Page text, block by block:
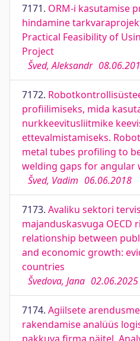
7171. ORM-i kasutamise
hindamine
Practical Feasibility of
Project
Šved, Aleksandr
7172.
profiilimiseks, mida
nurkkeevitusliitmike
ettevalmistamiseks.
metal tubes profiling to
welding gaps for angular
Šved, Vadim 06.06.2018
7173. Avaliku sektori
majanduskasvuga OECD
relationship between
and economic growth:
countries
Švedova, Jana 02.06.2025
7174. Agiilsete
rakendamise analüüs